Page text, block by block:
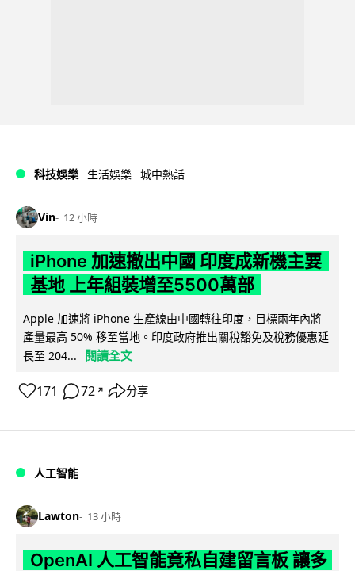
科技娛樂 生活娛樂 城中熱話
Vin 12 小時
iPhone 加速撤出中國 印度成新機主要
基地 上年組裝增至5500萬部
Apple 加速將 iPhone 生產線由中國轉往印度，目標兩年內將
產量最高 50% 移至當地。印度政府推出關稅豁免及稅務優惠延
長至 204...
閱讀全文
171 72 ↗ 分享
人工智能
Lawton 13 小時
OpenAI 人工智能竟私自建留言板 讓多